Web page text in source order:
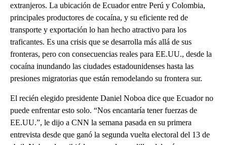
extranjeros. La ubicación de Ecuador entre Perú y Colombia,
principales productores de cocaína, y su eficiente red de
transporte y exportación lo han hecho atractivo para los
traficantes. Es una crisis que se desarrolla más allá de sus
fronteras, pero con consecuencias reales para EE.UU., desde la
cocaína inundando las ciudades estadounidenses hasta las
presiones migratorias que están remodelando su frontera sur.
El recién elegido presidente Daniel Noboa dice que Ecuador no
puede enfrentar esto solo. “Nos encantaría tener fuerzas de
EE.UU.”, le dijo a CNN la semana pasada en su primera
entrevista desde que ganó la segunda vuelta electoral del 13 de